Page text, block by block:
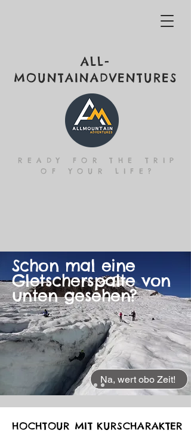
ALL-
MOUNTAINADVENTURES
READY FOR THE TRIP
OF YOUR LIFE?
Schon mal eine
Gletscherspalte von
unten gesehen?
Na, wert obo Zeit!
HOCHTOUR MIT KURSCHARAKTER
HOCHTOUR MIT KURSCHARAKTER